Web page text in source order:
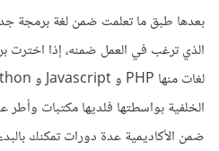
بعدها طبق ما تعلمت ضمن لغة برمجة
الذي ترغب في العمل ضمنه، إذا اخترت
الخلفية بواسطتها فلديها مكتبات
ضمن الأكاديمية عدة دورات تمكنك